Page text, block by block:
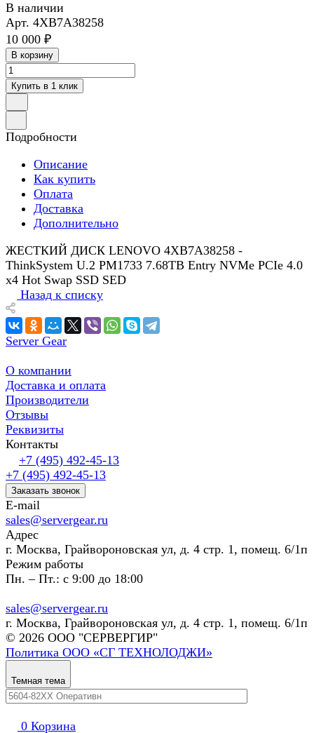
В наличии
Арт. 4XB7A38258
10 000 ₽
В корзину
Купить в 1 клик
Подробности
Описание
Как купить
Оплата
Доставка
Дополнительно
ЖЕСТКИЙ ДИСК LENOVO 4XB7A38258 -
ThinkSystem U.2 PM1733 7.68TB Entry NVMe PCIe 4.0
x4 Hot Swap SSD SED
Назад к списку
Server Gear
О компании
Доставка и оплата
Производители
Отзывы
Реквизиты
Контакты
+7 (495) 492-45-13
+7 (495) 492-45-13
Заказать звонок
E-mail
sales@servergear.ru
Адрес
г. Москва, Грайвороновская ул, д. 4 стр. 1, помещ. 6/1п
Режим работы
Пн. – Пт.: с 9:00 до 18:00
sales@servergear.ru
г. Москва, Грайвороновская ул, д. 4 стр. 1, помещ. 6/1п
© 2026 ООО "СЕРВЕРГИР"
Политика ООО «СГ ТЕХНОЛОДЖИ»
Темная тема
0 Корзина